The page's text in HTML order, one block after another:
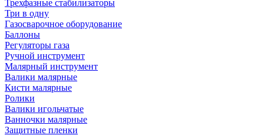
Трехфазные стабилизаторы
Три в одну
Газосварочное оборудование
Баллоны
Регуляторы газа
Ручной инструмент
Малярный инструмент
Валики малярные
Кисти малярные
Ролики
Валики игольчатые
Ванночки малярные
Защитные пленки